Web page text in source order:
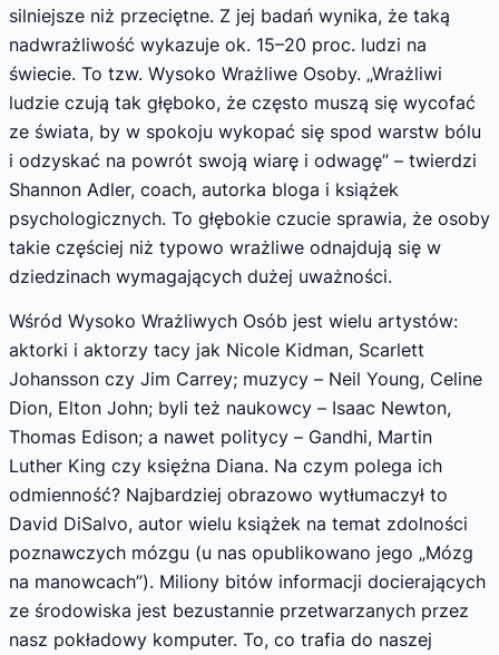
silniejsze niż przeciętne. Z jej badań wynika, że taką
nadwrażliwość wykazuje ok. 15–20 proc. ludzi na
świecie. To tzw. Wysoko Wrażliwe Osoby. „Wrażliwi
ludzie czują tak głęboko, że często muszą się wycofać
ze świata, by w spokoju wykopać się spod warstw bólu
i odzyskać na powrót swoją wiarę i odwagę” – twierdzi
Shannon Adler, coach, autorka bloga i książek
psychologicznych. To głębokie czucie sprawia, że osoby
takie częściej niż typowo wrażliwe odnajdują się w
dziedzinach wymagających dużej uważności.
Wśród Wysoko Wrażliwych Osób jest wielu artystów:
aktorki i aktorzy tacy jak Nicole Kidman, Scarlett
Johansson czy Jim Carrey; muzycy – Neil Young, Celine
Dion, Elton John; byli też naukowcy – Isaac Newton,
Thomas Edison; a nawet politycy – Gandhi, Martin
Luther King czy księżna Diana. Na czym polega ich
odmienność? Najbardziej obrazowo wytłumaczył to
David DiSalvo, autor wielu książek na temat zdolności
poznawczych mózgu (u nas opublikowano jego „Mózg
na manowcach”). Miliony bitów informacji docierających
ze środowiska jest bezustannie przetwarzanych przez
nasz pokładowy komputer. To, co trafia do naszej